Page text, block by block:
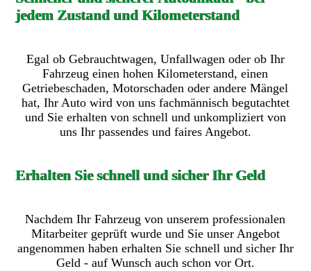
jedem Zustand und Kilometerstand
Egal ob Gebrauchtwagen, Unfallwagen oder ob Ihr
Fahrzeug einen hohen Kilometerstand, einen
Getriebeschaden, Motorschaden oder andere Mängel
hat, Ihr Auto wird von uns fachmännisch begutachtet
und Sie erhalten von schnell und unkompliziert von
uns Ihr passendes und faires Angebot.
Erhalten Sie schnell und sicher Ihr Geld
Nachdem Ihr Fahrzeug von unserem professionalen
Mitarbeiter geprüft wurde und Sie unser Angebot
angenommen haben erhalten Sie schnell und sicher Ihr
Geld - auf Wunsch auch schon vor Ort.